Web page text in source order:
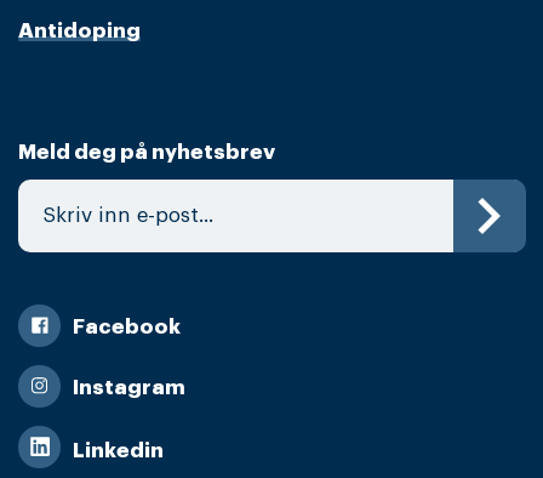
Antidoping
Meld deg på nyhetsbrev
Facebook
Instagram
Linkedin